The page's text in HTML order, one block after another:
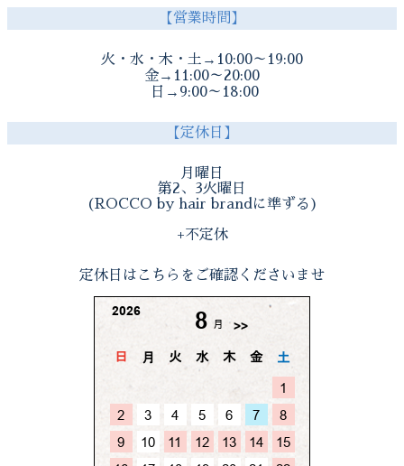
【営業時間】
火・水・木・土→10:00～19:00
金→11:00～20:00
日→9:00～18:00
【定休日】
月曜日
第2、3火曜日
(ROCCO by hair brandに準ずる)
+不定休
定休日はこちらをご確認くださいませ